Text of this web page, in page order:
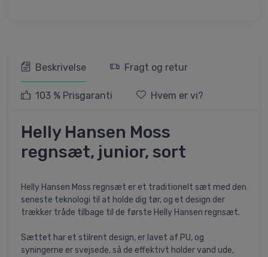
Beskrivelse Fragt og retur
103 % Prisgaranti Hvem er vi?
Helly Hansen Moss
regnsæt, junior, sort
Helly Hansen Moss regnsæt er et traditionelt sæt med den
seneste teknologi til at holde dig tør, og et design der
trækker tråde tilbage til de første Helly Hansen regnsæt.
Sættet har et stilrent design, er lavet af PU, og
syningerne er svejsede, så de effektivt holder vand ude,